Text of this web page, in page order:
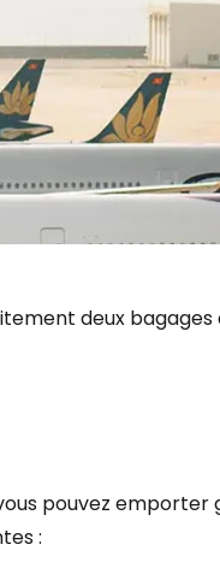
deux
pouvez
: